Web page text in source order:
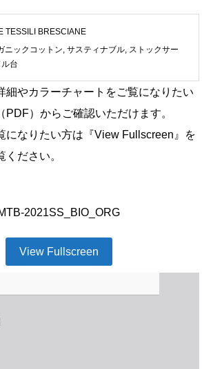
TESSILI BRESCIANE
ニックコットン, サスティナブル, ストックサー
台
細やカラーチャートをご覧になりたい
PDF）からご確認いただけます。
になりたい方は『View Fullscreen』を
ください。
2021SS_BIO_ORG
View Fullscreen